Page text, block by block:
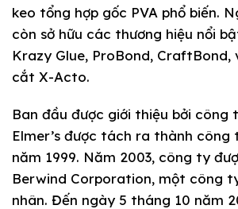
keo tổng hợp gốc PVA phổ biến.
còn sở hữu các thương hiệu nổi
Krazy Glue, ProBond, CraftBond,
cắt X-Acto.
Ban đầu được giới thiệu bởi công
Elmer’s được tách ra thành công
năm 1999. Năm 2003, công ty
Berwind Corporation, một công
nhân. Đến ngày 5 tháng 10 năm